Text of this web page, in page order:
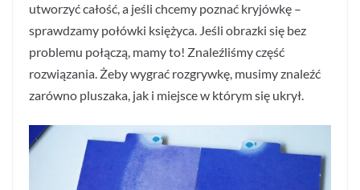
utworzyć całość, a jeśli chcemy poznać kryjówkę –
sprawdzamy połówki księżyca. Jeśli obrazki się bez
problemu połączą, mamy to! Znaleźliśmy część
rozwiązania. Żeby wygrać rozgrywkę, musimy znaleźć
zarówno pluszaka, jak i miejsce w którym się ukrył.